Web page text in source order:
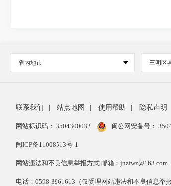
省内地市 三明区
联系我们 站点地图 使用帮助 隐私声明
网站标识码： 3504300032 闽公网安备号：
闽ICP备11008513号-1
网站违法和不良信息举报方式 邮箱：jnzfwz@163.com
电话：0598-3961613（仅受理网站违法和不良信息举报